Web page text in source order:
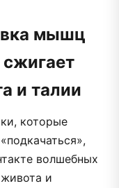
мышц
и талии
которые
волшебных
и